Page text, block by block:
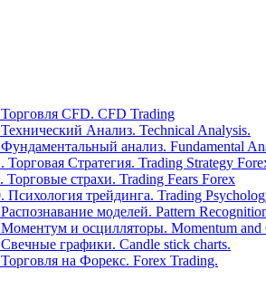
CFD. CFD Trading
Анализ. Technical Analysis.
анализ. Fundamental
Стратегия. Trading Strategy
страхи. Trading Fears Forex
трейдинга. Trading
моделей. Pattern
и осцилляторы. Momentum and
графики. Candle stick charts.
на Форекс. Forex Trading.